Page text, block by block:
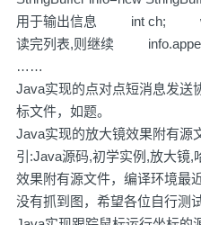
用于输出信息 int ch;
读完列表,则继续
……
Java实现的点对点短消息发送
标文件，如题。
Java实现的放大镜效果附有源
引:Java源码,初学实例,放大
效果附有源文件，编译环境最
没有抓到图，希望各位自行测